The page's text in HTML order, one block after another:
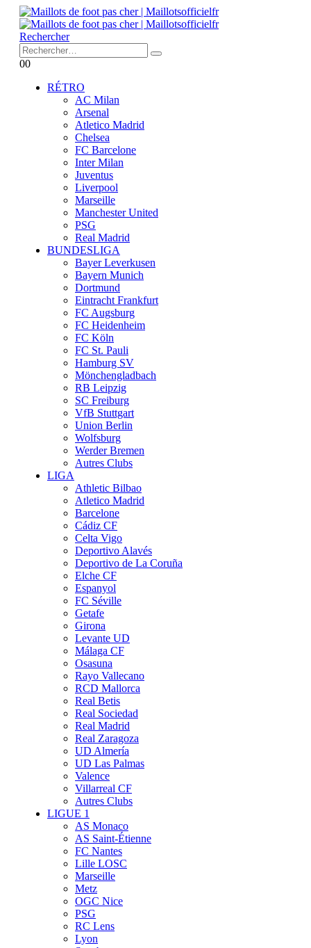
Rechercher
00
RÉTRO
AC Milan
Arsenal
Atletico Madrid
Chelsea
FC Barcelone
Inter Milan
Juventus
Liverpool
Marseille
Manchester United
PSG
Real Madrid
BUNDESLIGA
Bayer Leverkusen
Bayern Munich
Dortmund
Eintracht Frankfurt
FC Augsburg
FC Heidenheim
FC Köln
FC St. Pauli
Hamburg SV
Mönchengladbach
RB Leipzig
SC Freiburg
VfB Stuttgart
Union Berlin
Wolfsburg
Werder Bremen
Autres Clubs
LIGA
Athletic Bilbao
Atletico Madrid
Barcelone
Cádiz CF
Celta Vigo
Deportivo Alavés
Deportivo de La Coruña
Elche CF
Espanyol
FC Séville
Getafe
Girona
Levante UD
Málaga CF
Osasuna
Rayo Vallecano
RCD Mallorca
Real Betis
Real Sociedad
Real Madrid
Real Zaragoza
UD Almería
UD Las Palmas
Valence
Villarreal CF
Autres Clubs
LIGUE 1
AS Monaco
AS Saint-Étienne
FC Nantes
Lille LOSC
Marseille
Metz
OGC Nice
PSG
RC Lens
Lyon